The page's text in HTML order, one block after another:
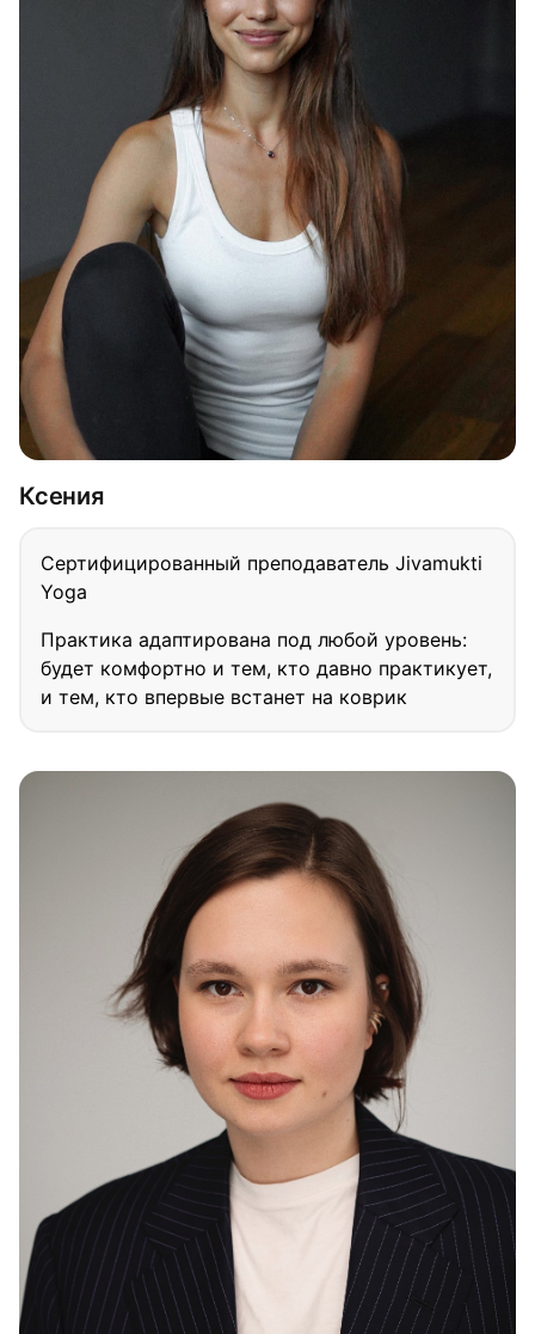
Ксения
Сертифицированный преподаватель Jivamukti
Yoga
Практика адаптирована под любой уровень:
будет комфортно и тем, кто давно практикует,
и тем, кто впервые встанет на коврик